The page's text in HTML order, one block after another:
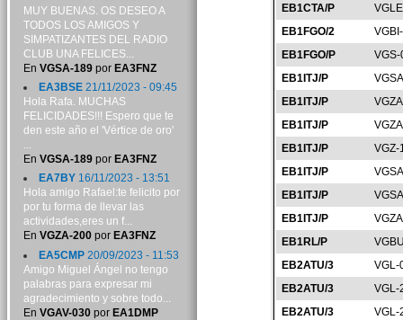
EB1CTA/P
EB1FGO/2
EB1FGO/P
EB1ITJ/P
EB1ITJ/P
EB1ITJ/P
EB1ITJ/P
VGZ-
EB1ITJ/P
EB1ITJ/P
EB1ITJ/P
EB1RL/P
EB2ATU/3
VGL-
EB2ATU/3
VGL-
EB2ATU/3
VGL-
MUY BUENAS. OS DESEO A
TODOS LOS AMIGOS Y
SIMPATIZANTES DEL RADIO
CLUB UNA FELICES...
En VGSA-189por EA3FNZ
EA3BSE21/11/2023 - 09:45
Hola Rafa. MUCHAS
FELICIDADES!!! Espero que te
den este año el 'Vértice de oro'
...
En VGSA-189por EA3FNZ
EA7BY16/11/2023 - 13:51
Hola amigo Rafael:te felicito por
por tu forma de llevar las
actividades,eres un f...
En VGZA-200por EA3FNZ
EA5CMP20/09/2023 - 11:53
Amigo Miguel Ángel no tengo
palabras para expresar mi
agradecimiento y sobre todo...
En VGAV-030por EA1DMP